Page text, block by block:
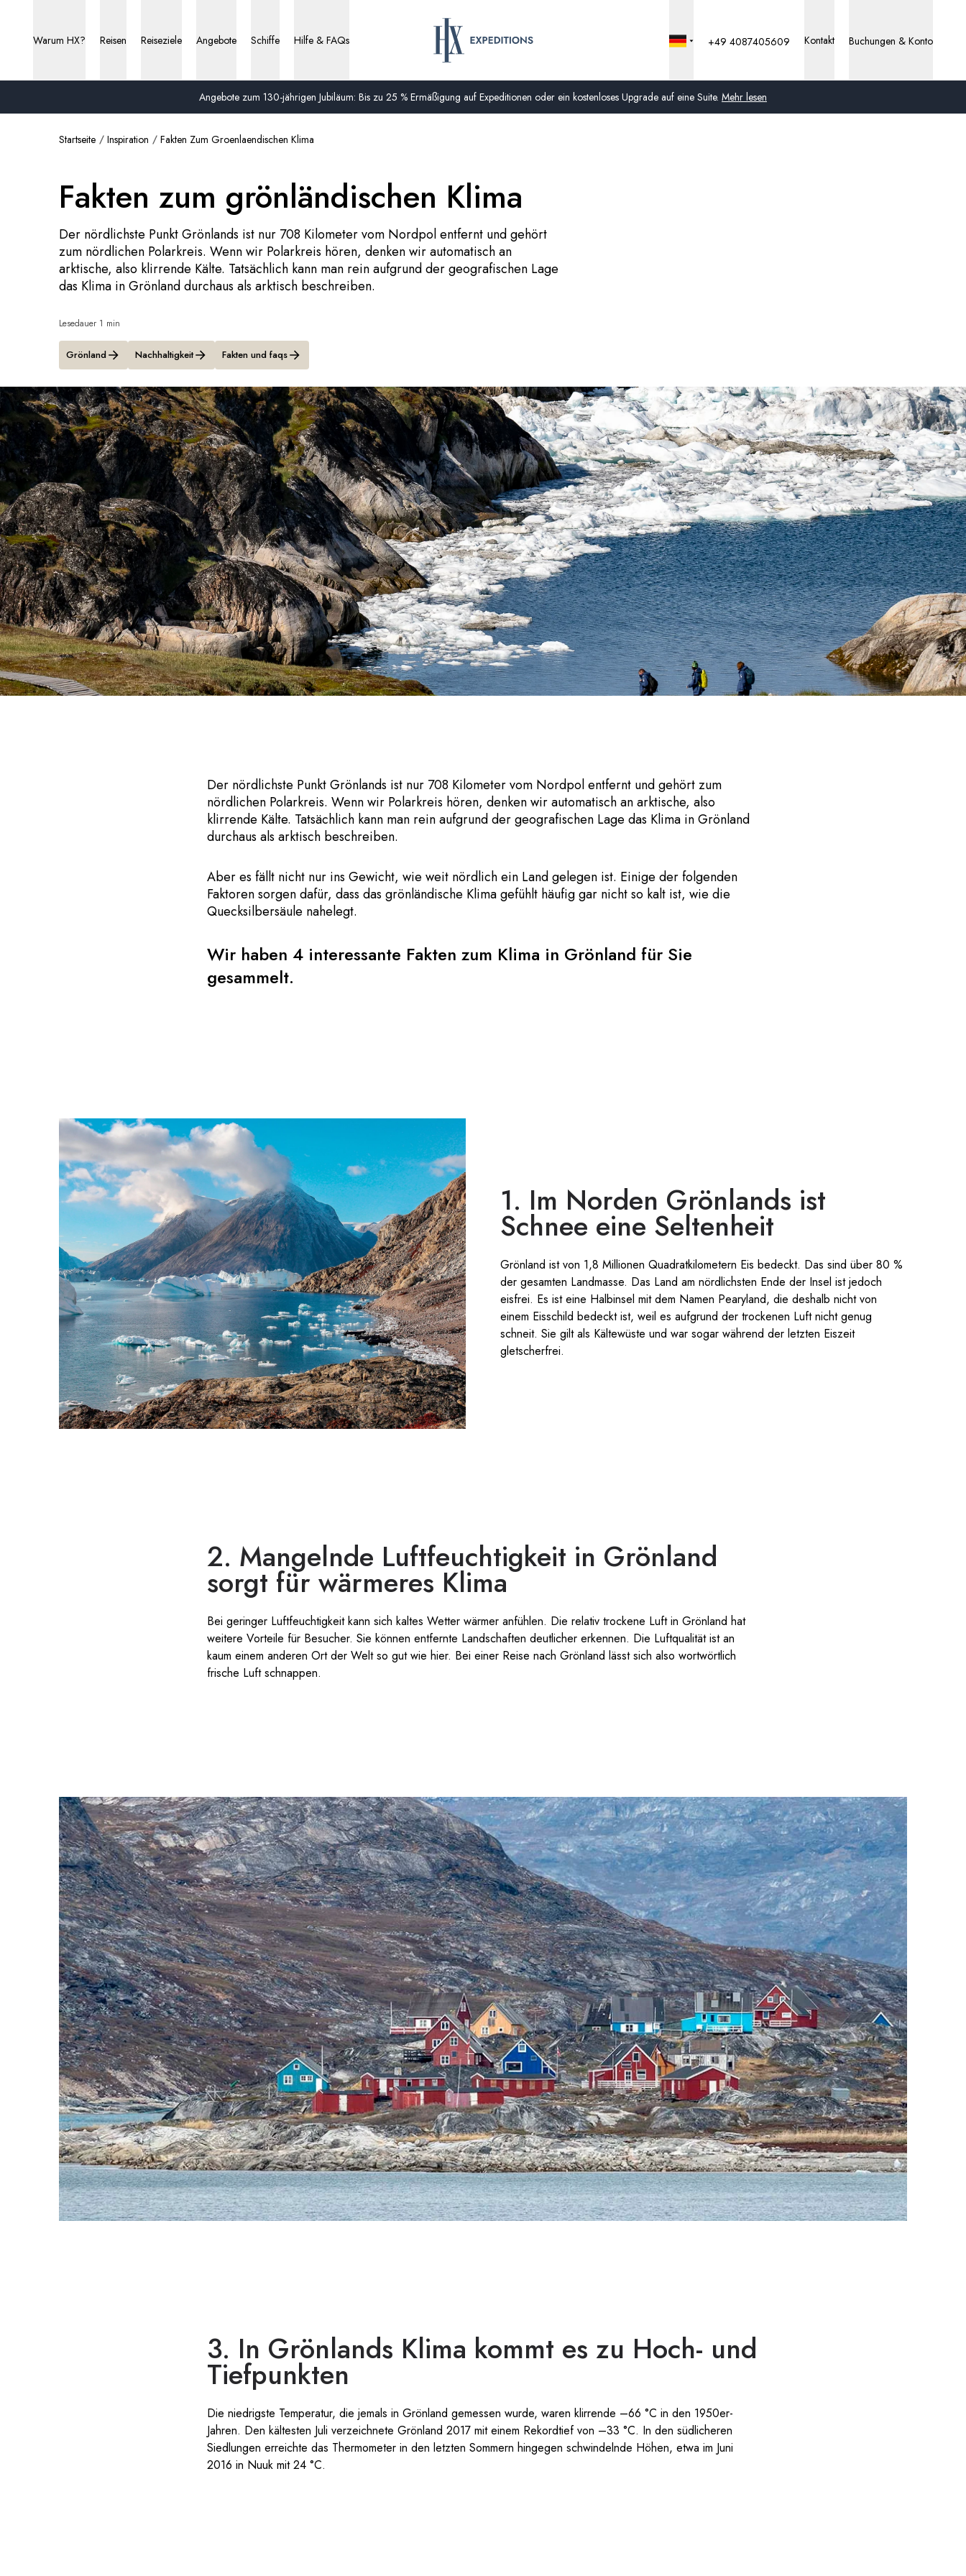
Angebote zum 130-jährigen Jubiläum: Bis zu 25 % Ermäßigung auf Expeditionen oder ein kostenloses Upgrade auf eine Suite. Mehr lesen
Warum HX? Reisen Reiseziele Angebote Schiffe Hilfe & FAQs
Schweden
Dänemark
Norwegen
+49 4087405609 Kontakt Buchungen & Konto
Startseite Inspiration Fakten Zum Groenlaendischen Klima
Fakten zum grönländischen Klima
Der nördlichste Punkt Grönlands ist nur 708 Kilometer vom Nordpol entfernt und gehört
zum nördlichen Polarkreis. Wenn wir Polarkreis hören, denken wir automatisch an
arktische, also klirrende Kälte. Tatsächlich kann man rein aufgrund der geografischen Lage
das Klima in Grönland durchaus als arktisch beschreiben.
Lesedauer 1 min
Grönland Nachhaltigkeit Fakten und faqs
Der nördlichste Punkt Grönlands ist nur 708 Kilometer vom Nordpol entfernt und gehört zum
nördlichen Polarkreis. Wenn wir Polarkreis hören, denken wir automatisch an arktische, also
klirrende Kälte. Tatsächlich kann man rein aufgrund der geografischen Lage das Klima in Grönland
durchaus als arktisch beschreiben.
Aber es fällt nicht nur ins Gewicht, wie weit nördlich ein Land gelegen ist. Einige der folgenden
Faktoren sorgen dafür, dass das grönländische Klima gefühlt häufig gar nicht so kalt ist, wie die
Quecksilbersäule nahelegt.
Wir haben 4 interessante Fakten zum Klima in Grönland für Sie
gesammelt.
1. Im Norden Grönlands ist
Schnee eine Seltenheit
Grönland ist von 1,8 Millionen Quadratkilometern Eis bedeckt. Das sind über 80 %
der gesamten Landmasse. Das Land am nördlichsten Ende der Insel ist jedoch
eisfrei. Es ist eine Halbinsel mit dem Namen Pearyland, die deshalb nicht von
einem Eisschild bedeckt ist, weil es aufgrund der trockenen Luft nicht genug
schneit. Sie gilt als Kältewüste und war sogar während der letzten Eiszeit
gletscherfrei.
2. Mangelnde Luftfeuchtigkeit in Grönland
sorgt für wärmeres Klima
Bei geringer Luftfeuchtigkeit kann sich kaltes Wetter wärmer anfühlen. Die relativ trockene Luft in Grönland hat
weitere Vorteile für Besucher. Sie können entfernte Landschaften deutlicher erkennen. Die Luftqualität ist an
kaum einem anderen Ort der Welt so gut wie hier. Bei einer Reise nach Grönland lässt sich also wortwörtlich
frische Luft schnappen.
3. In Grönlands Klima kommt es zu Hoch- und
Tiefpunkten
Die niedrigste Temperatur, die jemals in Grönland gemessen wurde, waren klirrende –66 °C in den 1950er-
Jahren. Den kältesten Juli verzeichnete Grönland 2017 mit einem Rekordtief von –33 °C. In den südlicheren
Siedlungen erreichte das Thermometer in den letzten Sommern hingegen schwindelnde Höhen, etwa im Juni
2016 in Nuuk mit 24 °C.